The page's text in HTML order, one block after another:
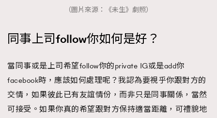
（圖片來源：《未生》劇照）
同事上司follow你如何是好？
當同事或是上司希望follow你的private IG或是add你
facebook時，應該如何處理呢？我認為要視乎你跟對方的
交情，如果彼此已有友誼情份，而非只是同事關係，當然
可接受。如果你真的希望跟對方保持適當距離，可禮貌地